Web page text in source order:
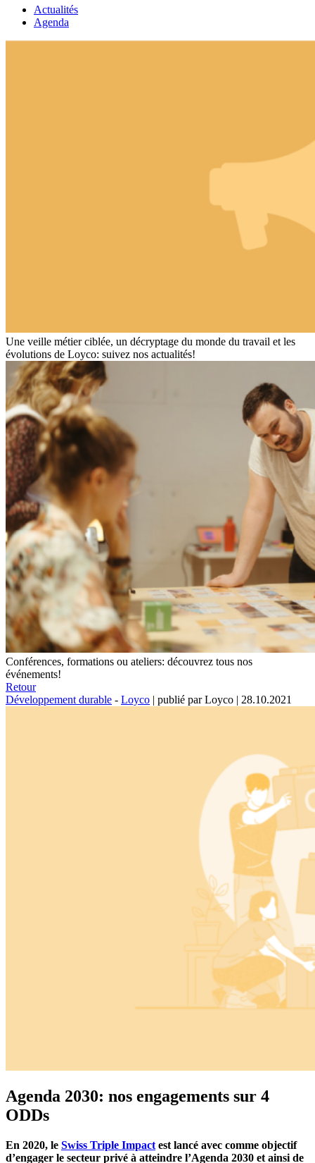
Actualités
Agenda
Une veille métier ciblée, un décryptage du monde du travail et les
évolutions de Loyco: suivez nos actualités!
Conférences, formations ou ateliers: découvrez tous nos
événements!
Retour
Développement durable - Loyco | publié par Loyco | 28.10.2021
Agenda 2030: nos engagements sur 4
ODDs
En 2020, le Swiss Triple Impact est lancé avec comme objectif
d’engager le secteur privé à atteindre l’Agenda 2030 et ainsi de